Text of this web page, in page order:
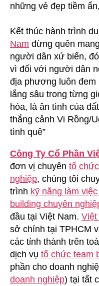
những vẻ đẹp tiềm
Kết thúc hành trình
Nam đừng quên
người dân xứ biển,
vì đối với người dân
địa phương luôn
lắng sâu trong từng
hóa, là ân tình của
thắng cảnh Vi Rồng/
tình quê”
Công Ty Cổ Phần
đơn vị chuyên tổ
nghiệp, chúng tôi
trình kỹ năng làm
building chuyên
đầu tại Việt Nam. Việt
sở chính tại TPHCM
các tỉnh thành trên
dịch vụ tổ chức team
phần cho doanh
doanh nghiệp) tại tất